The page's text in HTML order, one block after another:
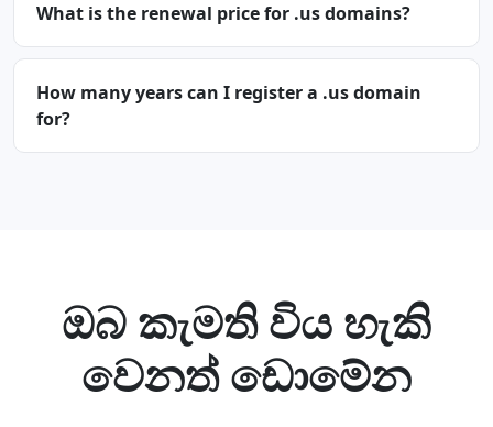
What is the renewal price for .us domains?
How many years can I register a .us domain
for?
ඔබ කැමති විය හැකි
වෙනත් ඩොමේන